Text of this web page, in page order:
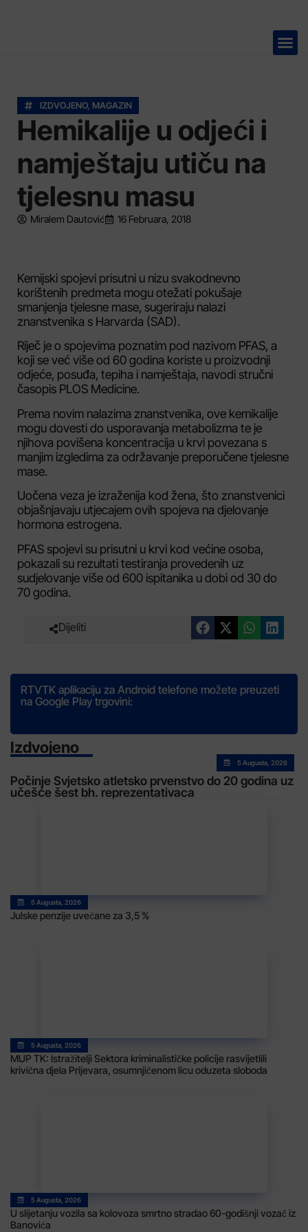
IZDVOJENO, MAGAZIN
Hemikalije u odjeći i
namještaju utiču na
tjelesnu masu
Miralem Dautović 16 Februara, 2018
Kemijski spojevi prisutni u nizu svakodnevno
korištenih predmeta mogu otežati pokušaje
smanjenja tjelesne mase, sugeriraju nalazi
znanstvenika s Harvarda (SAD).
Riječ je o spojevima poznatim pod nazivom PFAS, a
koji se već više od 60 godina koriste u proizvodnji
odjeće, posuđa, tepiha i namještaja, navodi stručni
časopis PLOS Medicine.
Prema novim nalazima znanstvenika, ove kemikalije
mogu dovesti do usporavanja metabolizma te je
njihova povišena koncentracija u krvi povezana s
manjim izgledima za održavanje preporučene tjelesne
mase.
Uočena veza je izraženija kod žena, što znanstvenici
objašnjavaju utjecajem ovih spojeva na djelovanje
hormona estrogena.
PFAS spojevi su prisutni u krvi kod većine osoba,
pokazali su rezultati testiranja provedenih uz
sudjelovanje više od 600 ispitanika u dobi od 30 do
70 godina.
Dijeliti
RTVTK aplikaciju za Android telefone možete preuzeti
na Google Play trgovini:
Izdvojeno
5 Augusta, 2026
Počinje Svjetsko atletsko prvenstvo do 20 godina uz
učešće šest bh. reprezentativaca
5 Augusta, 2026
Julske penzije uvećane za 3,5 %
5 Augusta, 2026
MUP TK: Istražitelji Sektora kriminalističke policije rasvijetlili
krivična djela Prijevara, osumnjičenom licu oduzeta sloboda
5 Augusta, 2026
U slijetanju vozila sa kolovoza smrtno stradao 60-godišnji vozač iz
Banovića